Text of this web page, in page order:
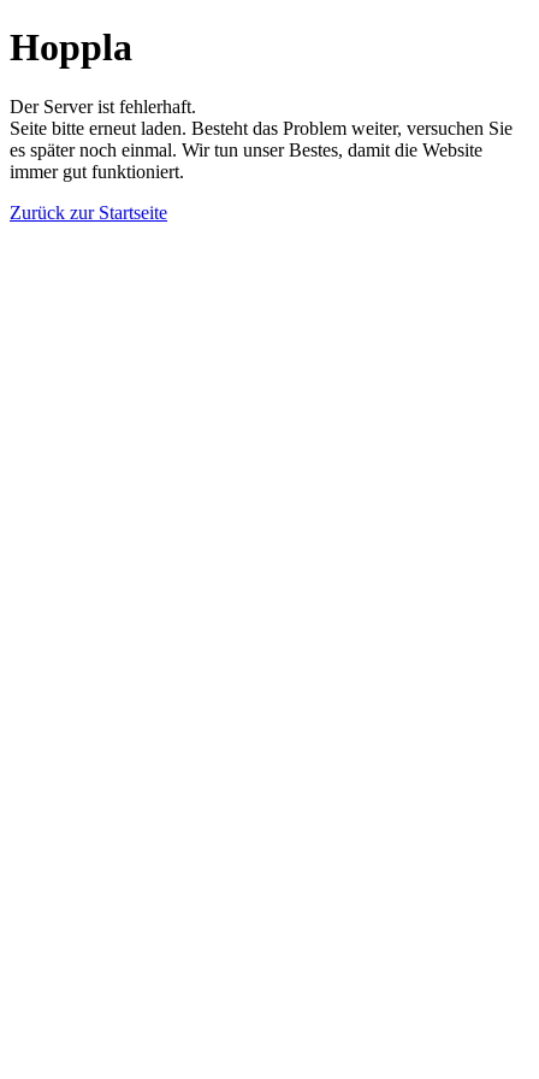
Hoppla
Der Server ist fehlerhaft.
Seite bitte erneut laden. Besteht das Problem weiter, versuchen Sie
es später noch einmal. Wir tun unser Bestes, damit die Website
immer gut funktioniert.
Zurück zur Startseite